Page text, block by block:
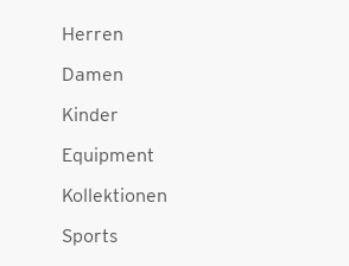
Herren
Damen
Kinder
Equipment
Kollektionen
Sports